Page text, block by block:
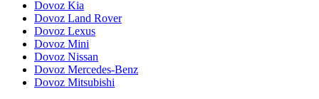
Dovoz Kia
Dovoz Land Rover
Dovoz Lexus
Dovoz Mini
Dovoz Nissan
Dovoz Mercedes-Benz
Dovoz Mitsubishi